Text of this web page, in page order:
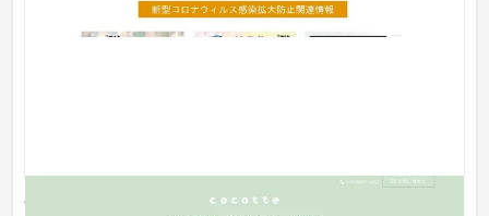
cocotte合同会社 コーポレートサイト